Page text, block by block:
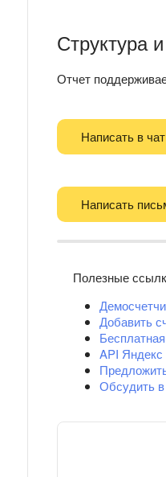
Структура
Отчет
Написать в чат
Написать
Полезные
Добавить
API
Обсудить